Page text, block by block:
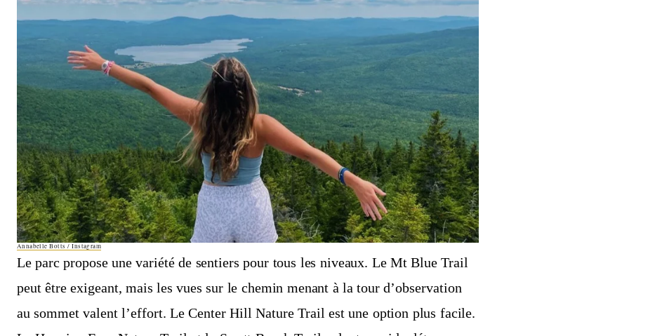
Annabelle Botts / Instagram
Le parc propose une variété de sentiers pour tous les niveaux. Le Mt Blue Trail
peut être exigeant, mais les vues sur le chemin menant à la tour d’observation
au sommet valent l’effort. Le Center Hill Nature Trail est une option plus facile.